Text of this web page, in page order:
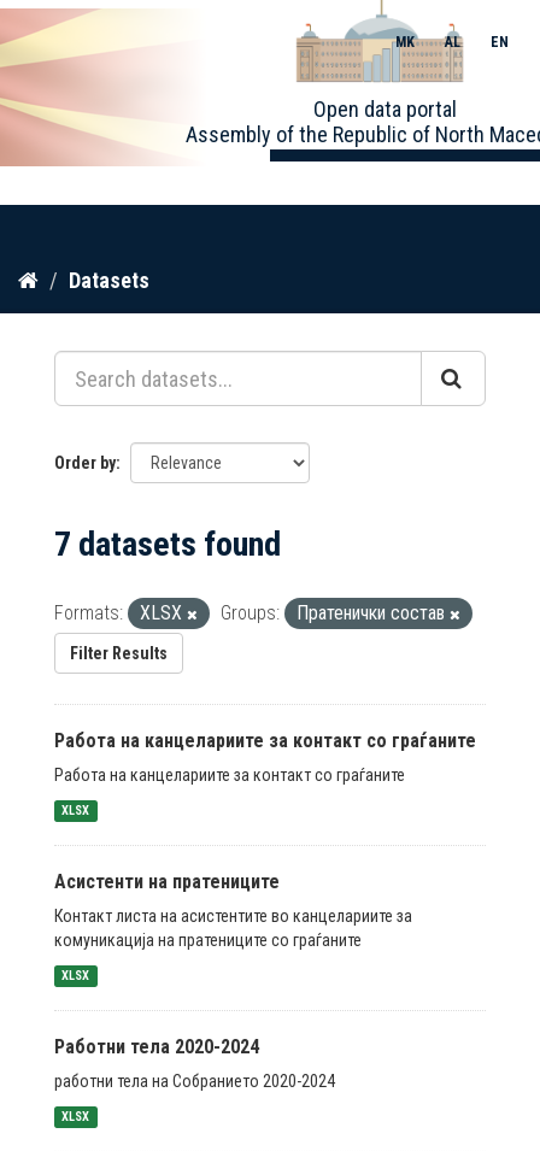
Skip
content
Open data portal
Assembly of the Republic of North
MK AL EN
Datasets
Order by
7 datasets found
Formats: XLSX Groups: Пратенички состав
Filter Results
Работа на канцелариите за контакт со граѓаните
Работа на канцелариите за контакт со граѓаните
XLSX
Асистенти на пратениците
Контакт листа на асистентите во канцелариите за
комуникација на пратениците со граѓаните
XLSX
Работни тела 2020-2024
работни тела на Собранието 2020-2024
XLSX